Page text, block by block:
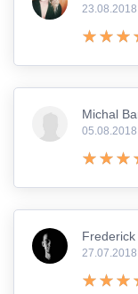
Michal
Frederick